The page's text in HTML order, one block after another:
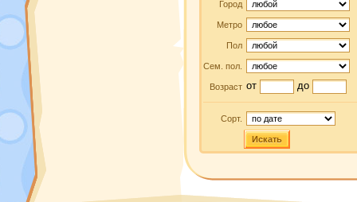
Город
Метро
Пол
Сем. пол.
Возраст от до
Сорт.
Искать